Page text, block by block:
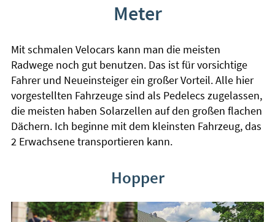
Meter
Mit schmalen Velocars kann man die meisten
Radwege noch gut benutzen. Das ist für vorsichtige
Fahrer und Neueinsteiger ein großer Vorteil. Alle hier
vorgestellten Fahrzeuge sind als Pedelecs zugelassen,
die meisten haben Solarzellen auf den großen flachen
Dächern. Ich beginne mit dem kleinsten Fahrzeug, das
2 Erwachsene transportieren kann.
Hopper